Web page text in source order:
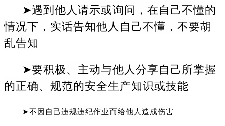
➤遇到他人请示或询问，在自己不懂的
情况下，实话告知他人自己不懂，不要胡
乱告知
➤要积极、主动与他人分享自己所掌握
的正确、规范的安全生产知识或技能
➤不因自己违规违纪作业而给他人造成伤害